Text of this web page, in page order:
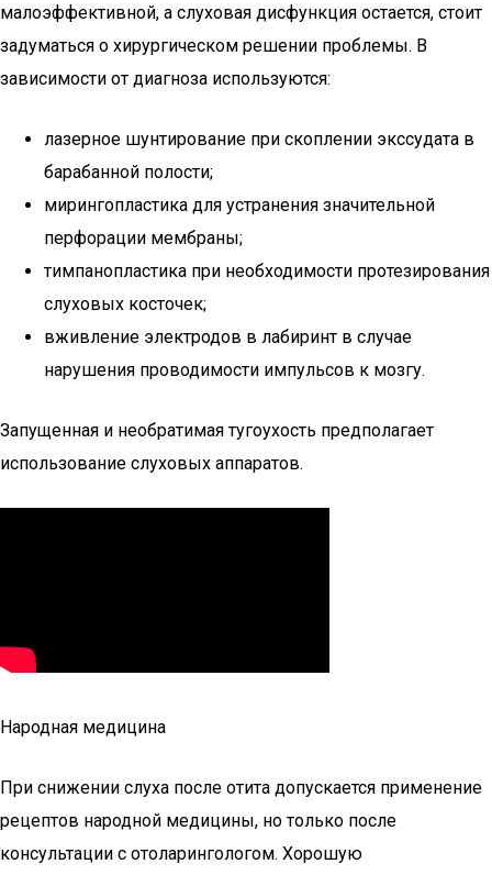
малоэффективной, а слуховая дисфункция остается, стоит
задуматься о хирургическом решении проблемы. В
зависимости от диагноза используются:
лазерное шунтирование при скоплении экссудата в
барабанной полости;
мирингопластика для устранения значительной
перфорации мембраны;
тимпанопластика при необходимости протезирования
слуховых косточек;
вживление электродов в лабиринт в случае
нарушения проводимости импульсов к мозгу.
Запущенная и необратимая тугоухость предполагает
использование слуховых аппаратов.
Народная медицина
При снижении слуха после отита допускается применение
рецептов народной медицины, но только после
консультации с отоларингологом. Хорошую